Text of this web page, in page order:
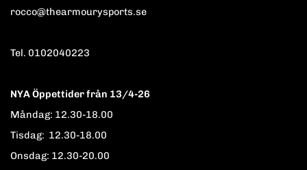
rocco@thearmourysports.se
Tel. 0102040223
NYA Öppettider från 13/4-26
Måndag: 12.30-18.00
Tisdag: 12.30-18.00
Onsdag: 12.30-20.00